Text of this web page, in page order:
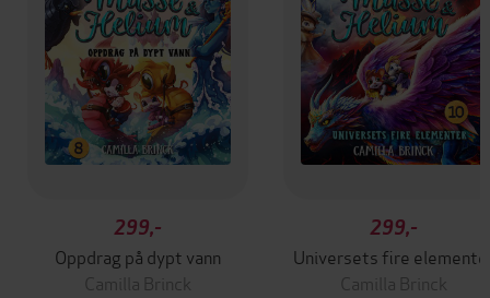
299,-
Oppdrag på dypt vann
Camilla Brinck
299,-
Universets fire
Camilla Brinck